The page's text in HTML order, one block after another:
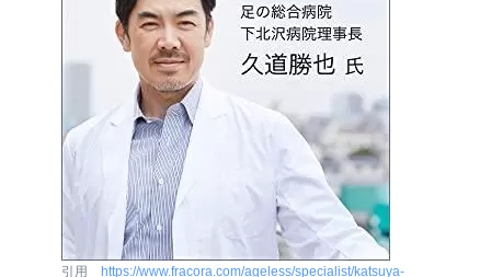
引用
https://www.fracora.com/ageless/specialist/katsuya-